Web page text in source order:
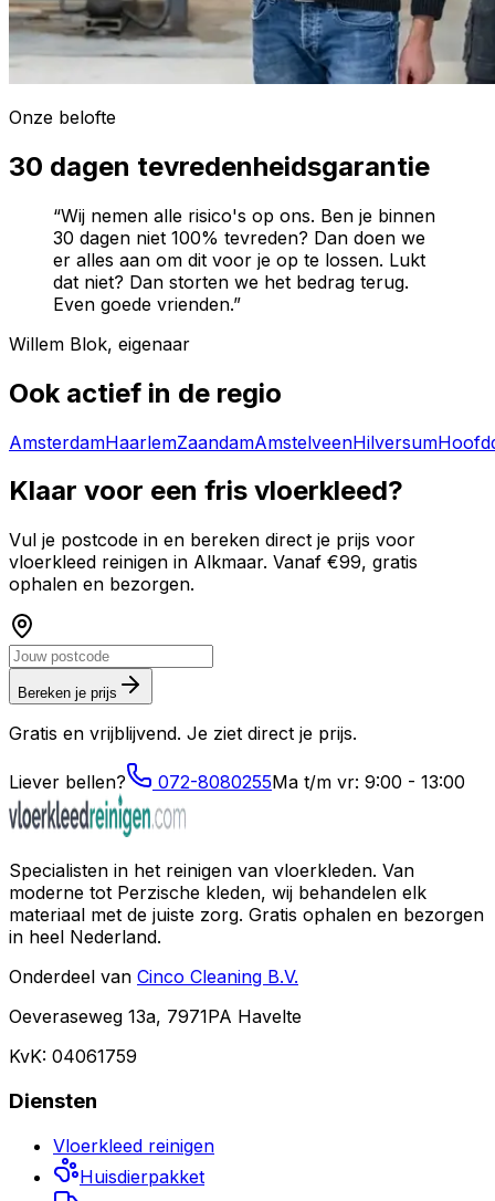
Onze belofte
30 dagen tevredenheidsgarantie
“Wij nemen alle risico's op ons. Ben je binnen
30 dagen niet 100% tevreden? Dan doen we
er alles aan om dit voor je op te lossen. Lukt
dat niet? Dan storten we het bedrag terug.
Even goede vrienden.”
Willem Blok, eigenaar
Ook actief in de regio
AmsterdamHaarlemZaandamAmstelveenHilversum
Klaar voor een fris vloerkleed?
Vul je postcode in en bereken direct je prijs voor
vloerkleed reinigen in Alkmaar. Vanaf €99, gratis
ophalen en bezorgen.
Bereken je prijs
Gratis en vrijblijvend. Je ziet direct je prijs.
Liever bellen? 072-8080255Ma t/m vr: 9:00 - 13:00
Specialisten in het reinigen van vloerkleden. Van
moderne tot Perzische kleden, wij behandelen elk
materiaal met de juiste zorg. Gratis ophalen en bezorgen
in heel Nederland.
Onderdeel van Cinco Cleaning B.V.
Oeveraseweg 13a, 7971PA Havelte
KvK: 04061759
Diensten
Vloerkleed reinigen
Huisdierpakket